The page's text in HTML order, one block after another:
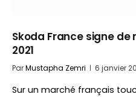
Skoda France signe
2021
ParMustapha Zemri 6 janvier
Sur un marché français